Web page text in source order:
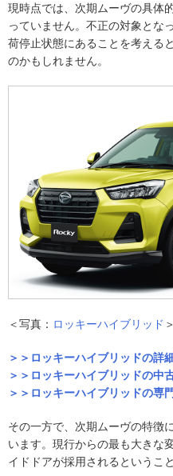
現時点では、次期ムーヴの具体
っていません。不正の対象とな
荷停止状態にあることを考える
のかもしれません。
＜写真： ロッキーハイブリッド ＞
＞＞ロッキーハイブリッドの詳
＞＞ロッキーハイブリッドの中
＞＞ロッキーハイブリッドの専
その一方で、次期ムーヴの特徴
います。現行からの最も大きな
イドドアが採用されるということ